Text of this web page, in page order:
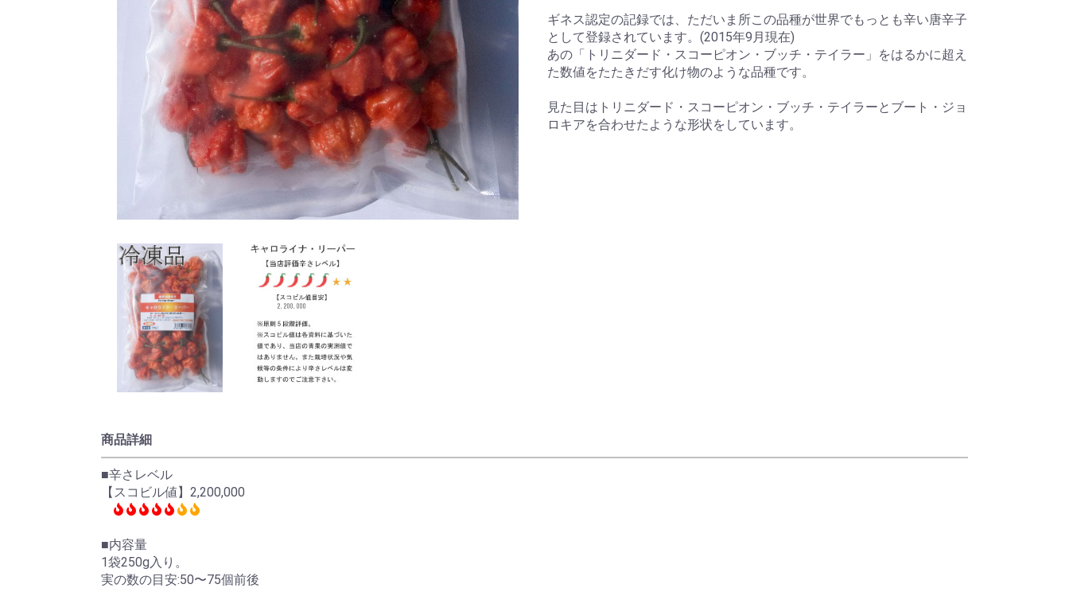
ギネス認定の記録では、ただいま所この品種が世界でもっとも辛い唐辛子
として登録されています。(2015年9月現在)
あの「トリニダード・スコーピオン・ブッチ・テイラー」をはるかに超え
た数値をたたきだす化け物のような品種です。
見た目はトリニダード・スコーピオン・ブッチ・テイラーとブート・ジョ
ロキアを合わせたような形状をしています。
商品詳細
■辛さレベル
【スコビル値】2,200,000
■内容量
1袋250g入り。
実の数の目安:50〜75個前後